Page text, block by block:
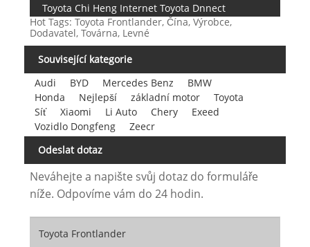
Toyota Chi Heng Internet Toyota Dnnect
Hot Tags: Toyota Frontlander, Čína, Výrobce,
Dodavatel, Továrna, Levné
Související kategorie
Audi
BYD Mercedes Benz
BMW
Honda
Nejlepší základní motor
Toyota
Síť
Xiaomi Li Auto Chery
Exeed
Vozidlo Dongfeng
Zeecr
Odeslat dotaz
Neváhejte a napište svůj dotaz do formuláře
níže. Odpovíme vám do 24 hodin.